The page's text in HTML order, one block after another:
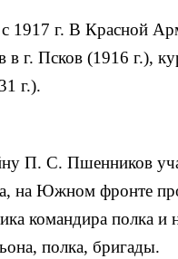
1917 г. В Красной
г. Псков (1916 г.),
г.).
П. С. Пшенников
на Южном фронте
командира полка и
полка, бригады.